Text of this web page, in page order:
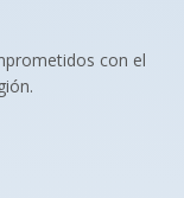
con el